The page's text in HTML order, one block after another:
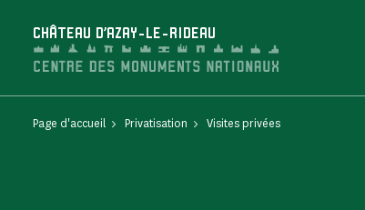
CHÂTEAU D'AZAY-LE-RIDEAU
Page d'accueil Privatisation Visites privées